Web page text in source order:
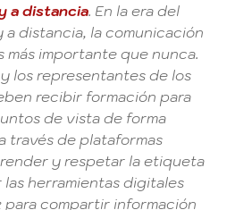
a distancia. En la era del
distancia, la comunicación
más importante que nunca.
los representantes de los
recibir formación para
de vista de forma
través de plataformas
y respetar la etiqueta
herramientas digitales
para compartir información